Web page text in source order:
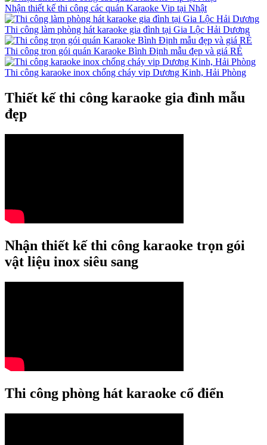
Nhận thiết kế thi công các quán Karaoke Vip tại Nhật
Thi công làm phòng hát karaoke gia đình tại Gia Lộc Hải Dương
Thi công trọn gói quán Karaoke Bình Định mẫu đẹp và giá RẺ
Thi công karaoke inox chống cháy vip Dương Kinh, Hải Phòng
Thiết kế thi công karaoke gia đình mẫu
đẹp
Nhận thiết kế thi công karaoke trọn gói
vật liệu inox siêu sang
Thi công phòng hát karaoke cổ điển